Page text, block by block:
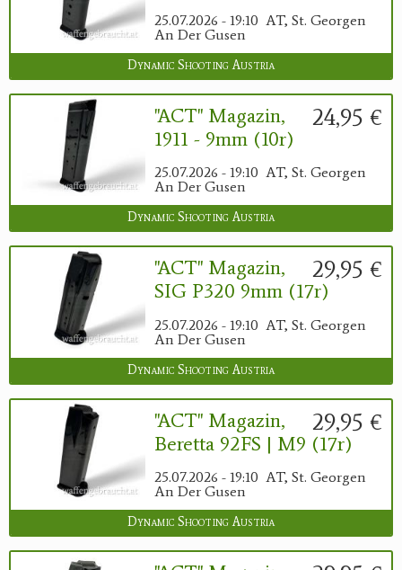
25.07.2026 - 19:10 AT, St. Georgen
An Der Gusen
Dynamic Shooting Austria
24,95 €
"ACT" Magazin,
1911 - 9mm (10r)
25.07.2026 - 19:10 AT, St. Georgen
An Der Gusen
Dynamic Shooting Austria
29,95 €
"ACT" Magazin,
SIG P320 9mm (17r)
25.07.2026 - 19:10 AT, St. Georgen
An Der Gusen
Dynamic Shooting Austria
29,95 €
"ACT" Magazin,
Beretta 92FS | M9 (17r)
25.07.2026 - 19:10 AT, St. Georgen
An Der Gusen
Dynamic Shooting Austria